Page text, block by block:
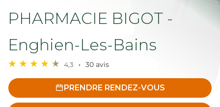
PHARMACIE BIGOT -
Enghien-Les-Bains
4,3 30 avis
PRENDRE RENDEZ-VOUS